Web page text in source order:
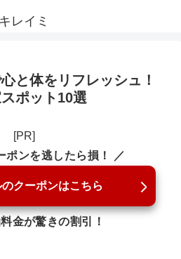
キレイミ
と体をリフレッシュ！
ポット10選
[PR]
ポンを逃したら損！ ／
クーポンはこちら
金が驚きの割引！